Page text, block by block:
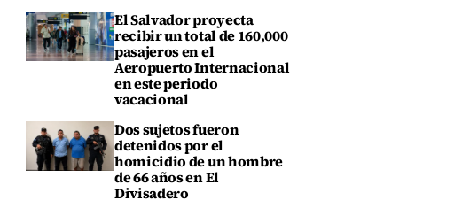
El Salvador proyecta
recibir un total de 160,000
pasajeros en el
Aeropuerto Internacional
en este periodo
vacacional
Dos sujetos fueron
detenidos por el
homicidio de un hombre
de 66 años en El
Divisadero